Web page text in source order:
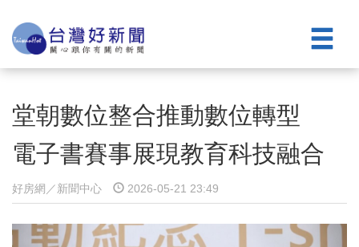
堂朝數位整合推動數位轉型
電子書賽事展現教育科技融合
好房網／新聞中心 2026-05-21 23:49